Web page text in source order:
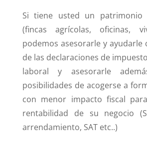
Si tiene usted un patrimonio
(fincas agrícolas, oficinas,
podemos asesorarle y ayudarle
de las declaraciones de
laboral y asesorarle
posibilidades de acogerse a
con menor impacto fiscal
rentabilidad de su negocio
arrendamiento, SAT etc..)